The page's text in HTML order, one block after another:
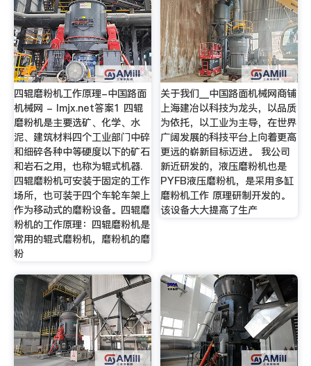
四辊磨粉机工作原理-中国路面
机械网 - lmjx.net答案1 四辊
磨粉机是主要选矿、化学、水
泥、建筑材料四个工业部门中碎
和细碎各种中等硬度以下的矿石
和岩石之用，也称为辊式机器.
四辊磨粉机可安装于固定的工作
场所，也可装于四个车轮车架上
作为移动式的磨粉设备。四辊磨
粉机的工作原理：四辊磨粉机是
常用的辊式磨粉机，磨粉机的磨
粉
关于我们__中国路面机械网商铺
上海建冶以科技为龙头，以品质
为依托，以工业为主导，在世界
广阔发展的科技平台上向着更高
更远的崭新目标迈进。 我公司
新近研发的，液压磨粉机也是
PYFB液压磨粉机，是采用多缸
磨粉机工作 原理研制开发的。
该设备大大提高了生产